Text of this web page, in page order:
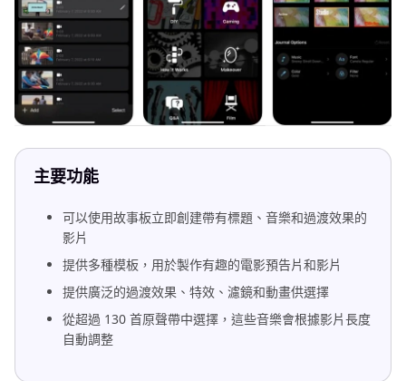
主要功能
可以使用故事板立即創建帶有標題、音樂和過渡效果的
影片
提供多種模板，用於製作有趣的電影預告片和影片
提供廣泛的過渡效果、特效、濾鏡和動畫供選擇
從超過 130 首原聲帶中選擇，這些音樂會根據影片長度
自動調整